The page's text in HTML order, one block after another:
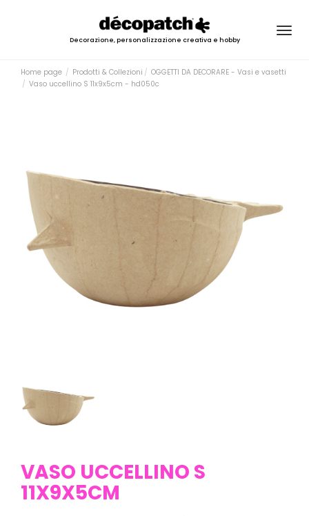
Decorazione, personalizzazione creativa e hobby
Home page Prodotti & Collezioni
OGGETTI DA DECORARE - Vasi e vasetti
Vaso uccellino S 11x9x5cm - hd050c
VASO UCCELLINO S
11X9X5CM